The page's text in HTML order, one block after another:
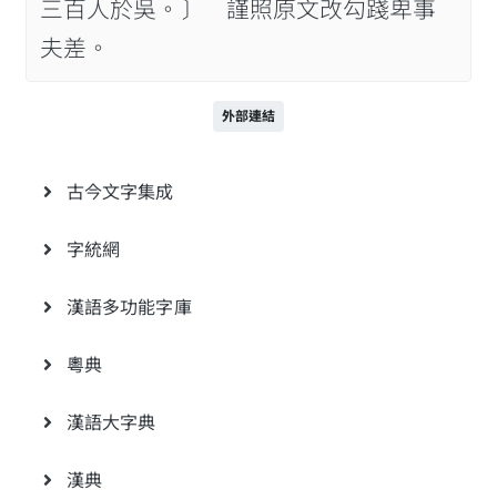
三百人於吳。〕 謹照原文改勾踐卑事
夫差。
外部連結
古今文字集成
字統網
漢語多功能字庫
粵典
漢語大字典
漢典